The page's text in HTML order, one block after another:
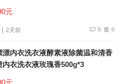
元
2天前 0 0
漂内衣洗衣液酵素液除菌温和清香
内衣洗衣液玫瑰香500g*3